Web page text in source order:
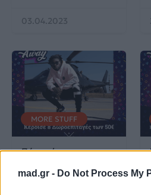
mad.gr - Do Not Process My
03.04.2023
MORE STUFF
Πάρε μέρος στο πιο
κέρδισε δωροεπιταγές